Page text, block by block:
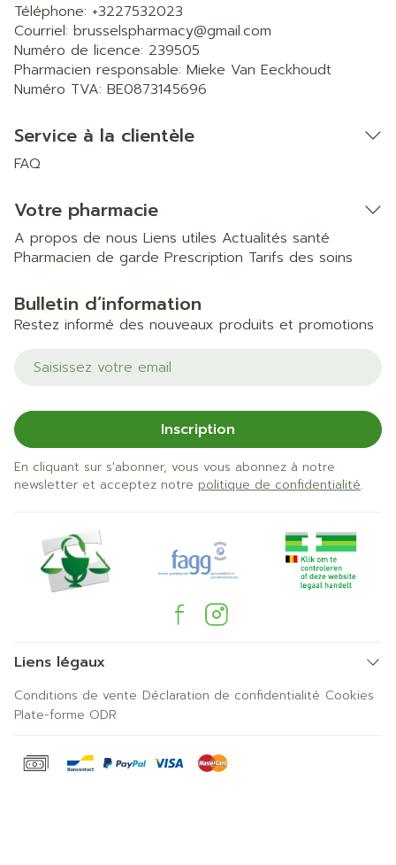
Téléphone: +3227532023
Courriel: brusselspharmacy@gmail.com
Numéro de licence: 239505
Pharmacien responsable: Mieke Van Eeckhoudt
Numéro TVA: BE0873145696
Service à la clientèle
FAQ
Votre pharmacie
A propos de nous Liens utiles Actualités santé
Pharmacien de garde Prescription Tarifs des soins
Bulletin d’information
Restez informé des nouveaux produits et promotions
Adresse mail
Inscription
En cliquant sur s'abonner, vous vous abonnez à notre
newsletter et acceptez notre politique de confidentialité.
Liens légaux
Conditions de vente Déclaration de confidentialité Cookies
Plate-forme ODR